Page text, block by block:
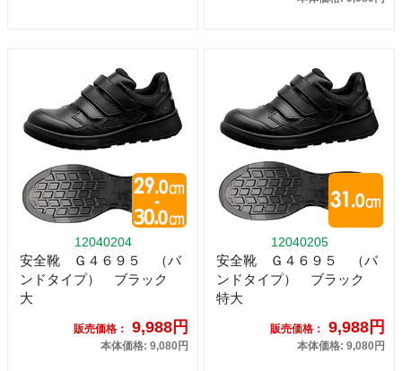
12040204
安全靴 Ｇ４６９５ （バ
ンドタイプ） ブラック
大
販売価格： 9,988円
本体価格: 9,080円
12040205
安全靴 Ｇ４６９５ （バ
ンドタイプ） ブラック
特大
販売価格： 9,988円
本体価格: 9,080円